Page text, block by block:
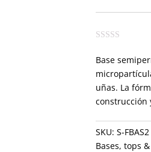
Base
uñas. La
construcción
SKU: S-FBAS2
Bases, tops